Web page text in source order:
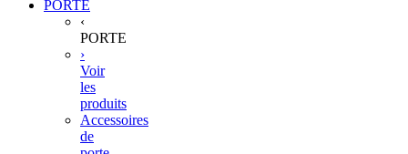
PORTE
‹
PORTE
›
Voir
les
produits
Accessoires
de